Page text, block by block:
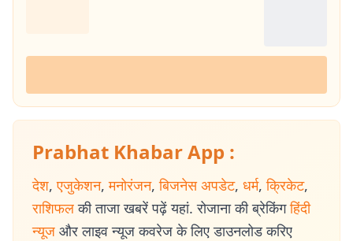
Prabhat Khabar App :
देश, एजुकेशन, मनोरंजन, बिजनेस अपडेट, धर्म, क्रिकेट,
राशिफल की ताजा खबरें पढ़ें यहां. रोजाना की ब्रेकिंग हिंदी
न्यूज और लाइव न्यूज कवरेज के लिए डाउनलोड करिए